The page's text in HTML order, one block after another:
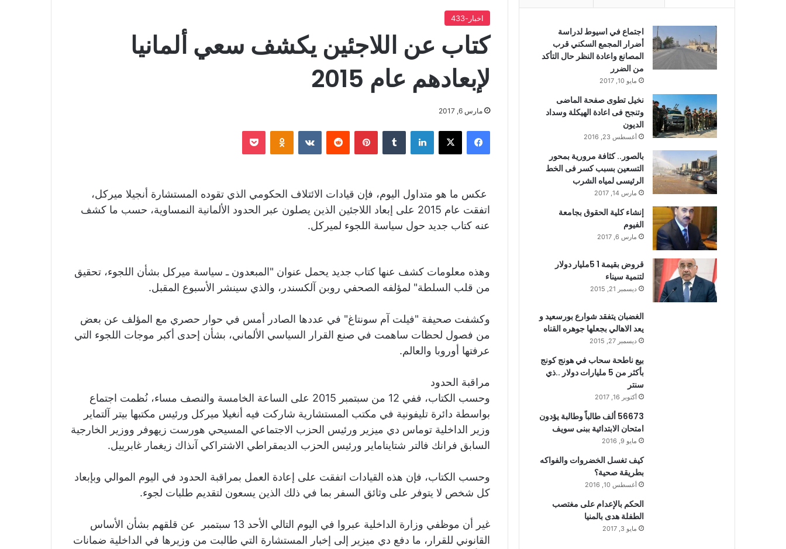
اخبار-433
كتاب عن اللاجئين يكشف سعي ألمانيا
لإبعادهم عام 2015
مارس 6, 2017
فيسبوك لينكدإن بينتيريست
عكس ما هو متداول اليوم، فإن قيادات الائتلاف الحكومي الذي تقوده المستشارة أنجيلا ميركل،
اتفقت عام 2015 على إبعاد اللاجئين الذين يصلون عبر الحدود الألمانية النمساوية، حسب ما كشف
عنه كتاب جديد حول سياسة اللجوء لميركل.
وهذه معلومات كشف عنها كتاب جديد يحمل عنوان "المبعدون ـ سياسة ميركل بشأن اللجوء، تحقيق
من قلب السلطة" لمؤلفه الصحفي روبن آلكسندر، والذي سينشر الأسبوع المقبل.
وكشفت صحيفة "فيلت آم سونتاغ" في عددها الصادر أمس في حوار حصري مع المؤلف عن بعض
من فصول لحظات ساهمت في صنع القرار السياسي الألماني، بشأن إحدى أكبر موجات اللجوء التي
عرفتها أوروبا والعالم.
مراقبة الحدود
وحسب الكتاب، ففي 12 من سبتمبر 2015 على الساعة الخامسة والنصف مساء، نُظمت اجتماع
بواسطة دائرة تليفونية في مكتب المستشارية شاركت فيه أنغيلا ميركل ورئيس مكتبها بيتر آلتماير
وزير الداخلية توماس دي ميزير ورئيس الحزب الاجتماعي المسيحي هورست زيهوفر ووزير الخارجية
السابق فرانك فالتر شتايناماير ورئيس الحزب الديمقراطي الاشتراكي آنذاك زيغمار غابرييل.
وحسب الكتاب، فإن هذه القيادات اتفقت على إعادة العمل بمراقبة الحدود في اليوم الموالي وبإبعاد
كل شخص لا يتوفر على وثائق السفر بما في ذلك الذين يسعون لتقديم طلبات لجوء.
غير أن موظفي وزارة الداخلية عبروا في اليوم التالي الأحد 13 سبتمبر عن قلقهم بشأن الأساس
القانوني للقرار، ما دفع دي ميزير إلى إخبار المستشارة التي طالبت من وزيرها في الداخلية ضمانات
اجتماع في اسيوط لدراسة
أضرار المجمع السكني قرب
المصانع واعادة النظر حال التأكد
من الضرر
مايو 10, 2017
نخيل تطوى صفحة الماضى
وتنجح فى اعادة الهيكلة وسداد
الديون
أغسطس 23, 2016
بالصور.. كثافة مرورية بمحور
التسعين بسبب كسر فى الخط
الرئيسى لمياه الشرب
مارس 14, 2017
إنشاء كلية الحقوق بجامعة
الفيوم
مارس 6, 2017
قروض بقيمة 1 5مليار دولار
لتنمية سيناء
ديسمبر 21, 2015
الغضبان يتفقد شوارع بورسعيد و
يعد الاهالي بجعلها جوهره القناه
ديسمبر 27, 2015
بيع ناطحة سحاب في هونج كونج
بأكثر من 5 مليارات دولار ..ذي
سنتر
أكتوبر 16, 2017
56673 ألف طالباً وطالبة يؤدون
امتحان الابتدائية ببنى سويف
مايو 9, 2016
كيف تغسل الخضروات والفواكه
بطريقة صحية؟
أغسطس 10, 2016
الحكم بالإعدام على مغتصب
الطفلة هدى بالمنيا
مايو 3, 2017